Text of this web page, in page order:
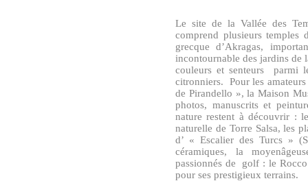
Le site de la Vallée des
comprend plusieurs temples
grecque d’Akragas,
incontournable des jardins
couleurs et senteurs parmi
citronniers. Pour les
de Pirandello », la Maison
photos, manuscrits et
nature restent à découvrir :
naturelle de Torre Salsa, les
d’ « Escalier des Turcs »
céramiques, la
passionnés de golf : le
pour ses prestigieux terrains.